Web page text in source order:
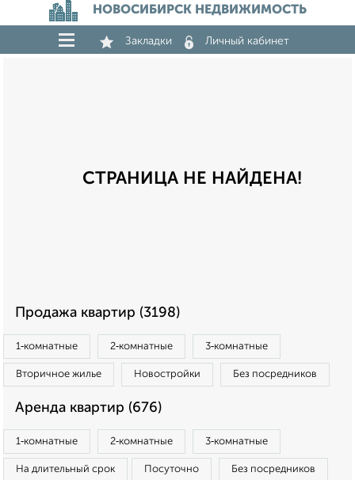
НОВОСИБИРСК НЕДВИЖИМОСТЬ
Закладки Личный кабинет
СТРАНИЦА НЕ НАЙДЕНА!
Продажа квартир (3198)
1‑комнатные 2‑комнатные 3‑комнатные
Вторичное жилье Новостройки Без посредников
Аренда квартир (676)
1‑комнатные 2‑комнатные 3‑комнатные
На длительный срок Посуточно Без посредников